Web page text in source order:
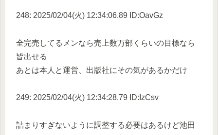
248: 2025/02/04(火) 12:34:06.89 ID:OavGz
全完売してるメンなら売上数万部くらいの目標なら
皆出せる
あとは本人と運営、出版社にその気があるかだけ
249: 2025/02/04(火) 12:34:28.79 ID:IzCsv
詰まりすぎないように調整する必要はあるけど池田